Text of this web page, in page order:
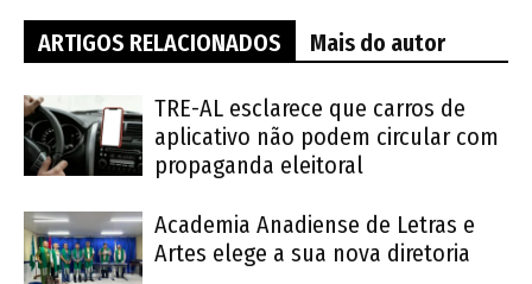
ARTIGOS RELACIONADOS Mais do autor
TRE-AL esclarece que carros de
aplicativo não podem circular com
propaganda eleitoral
Academia Anadiense de Letras e
Artes elege a sua nova diretoria